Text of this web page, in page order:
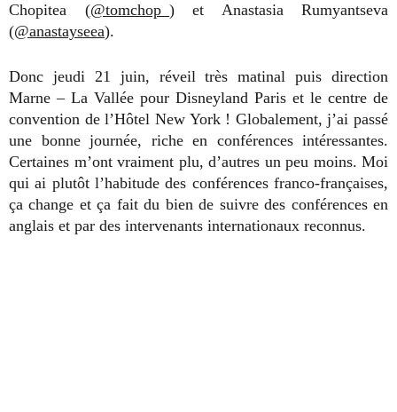
Chopitea (@tomchop_ ) et Anastasia Rumyantseva
(@anastayseea).
Donc jeudi 21 juin, réveil très matinal puis direction
Marne – La Vallée pour Disneyland Paris et le centre de
convention de l’Hôtel New York ! Globalement, j’ai passé
une bonne journée, riche en conférences intéressantes.
Certaines m’ont vraiment plu, d’autres un peu moins. Moi
qui ai plutôt l’habitude des conférences franco-françaises,
ça change et ça fait du bien de suivre des conférences en
anglais et par des intervenants internationaux reconnus.